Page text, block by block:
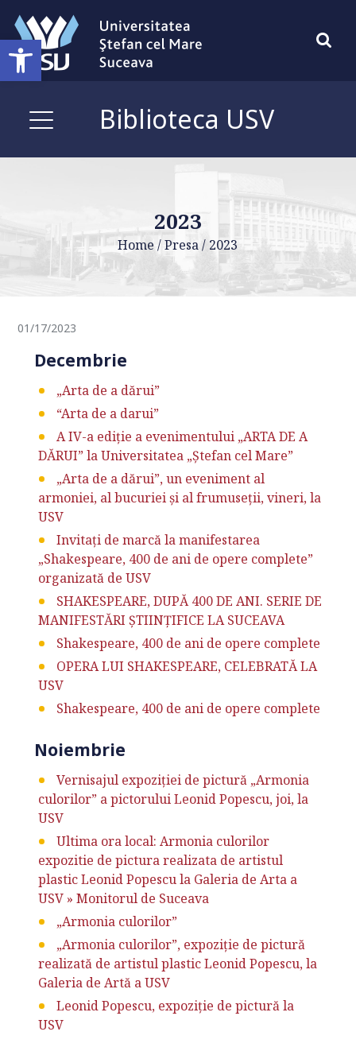
Deschide bara de unelte
Biblioteca USV
2023
Home /Presa/ 2023
01/17/2023
Decembrie
„Arta de a dărui”
“Arta de a darui”
A IV-a ediție a evenimentului „ARTA DE A
DĂRUI” la Universitatea „Ștefan cel Mare”
„Arta de a dărui”, un eveniment al
armoniei, al bucuriei și al frumuseții, vineri, la
USV
Invitaţi de marcă la manifestarea
„Shakespeare, 400 de ani de opere complete”
organizată de USV
SHAKESPEARE, DUPĂ 400 DE ANI. SERIE DE
MANIFESTĂRI ȘTIINȚIFICE LA SUCEAVA
Shakespeare, 400 de ani de opere complete
OPERA LUI SHAKESPEARE, CELEBRATĂ LA
USV
Shakespeare, 400 de ani de opere complete
Noiembrie
Vernisajul expoziției de pictură „Armonia
culorilor” a pictorului Leonid Popescu, joi, la
USV
Ultima ora local: Armonia culorilor
expozitie de pictura realizata de artistul
plastic Leonid Popescu la Galeria de Arta a
USV » Monitorul de Suceava
„Armonia culorilor”
„Armonia culorilor”, expoziție de pictură
realizată de artistul plastic Leonid Popescu, la
Galeria de Artă a USV
Leonid Popescu, expoziție de pictură la
USV